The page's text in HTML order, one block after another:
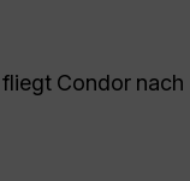
Condor nach